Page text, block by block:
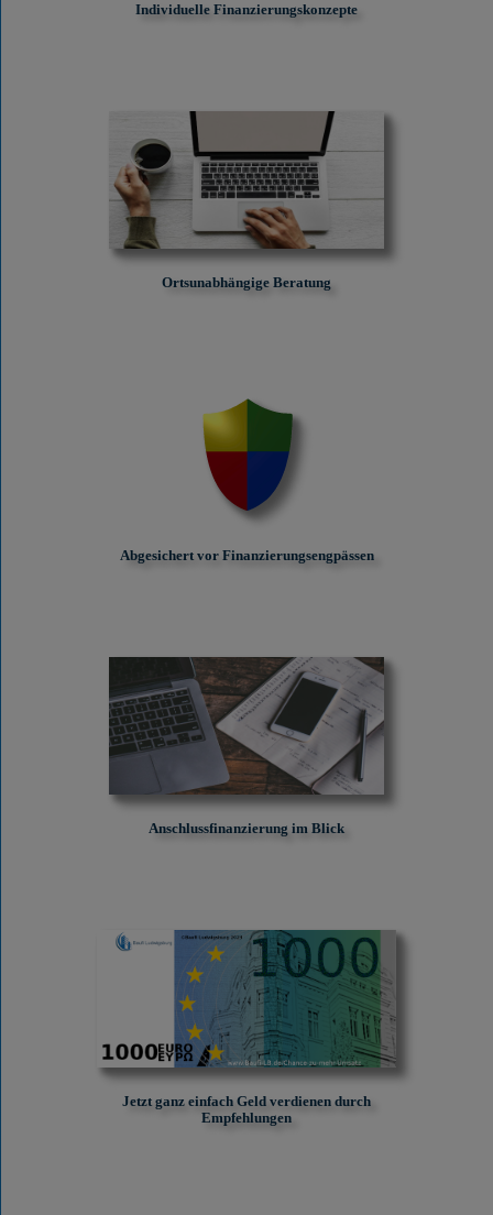
Individuelle Finanzierungskonzepte
Ortsunabhängige Beratung
Abgesichert vor Finanzierungs­engpässen
Anschlussfinanzierung im Blick
Jetzt ganz einfach Geld verdienen durch
Empfehlungen